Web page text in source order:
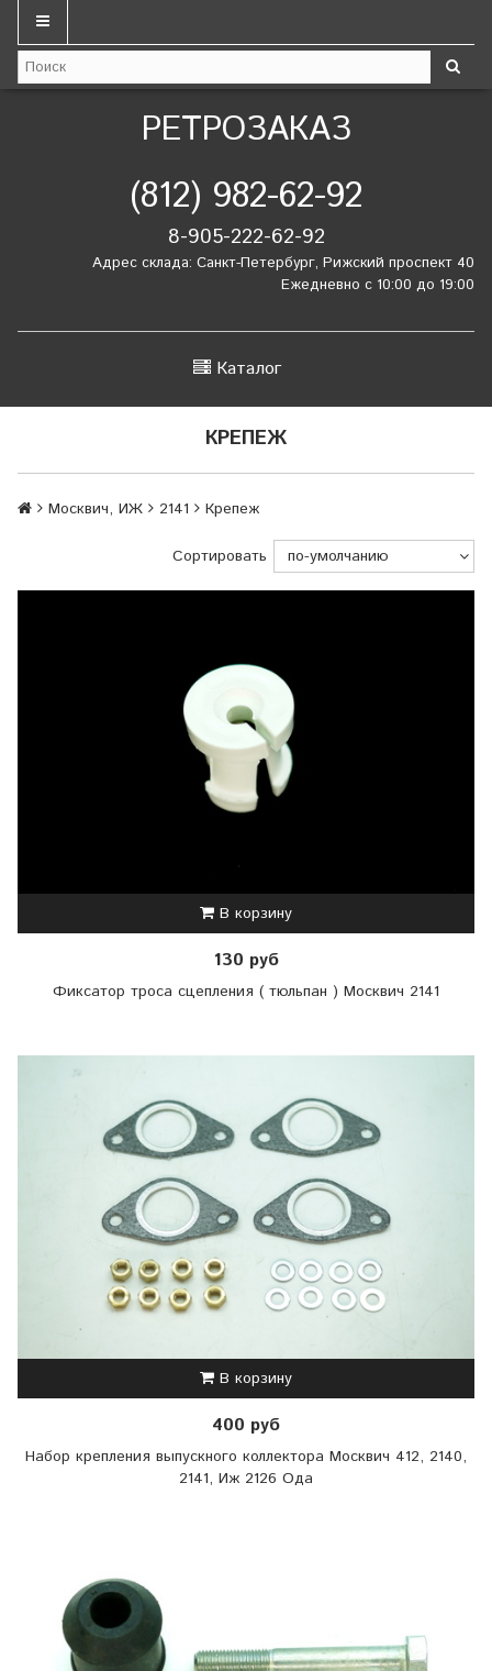
РЕТРОЗАКАЗ
(812) 982-62-92
8-905-222-62-92
Адрес склада: Санкт-Петербург, Рижский проспект 40
Ежедневно с 10:00 до 19:00
Каталог
КРЕПЕЖ
Москвич, ИЖ 2141 Крепеж
Сортировать
В корзину
130 руб
Фиксатор троса сцепления ( тюльпан ) Москвич 2141
В корзину
400 руб
Набор крепления выпускного коллектора Москвич 412, 2140,
2141, Иж 2126 Ода